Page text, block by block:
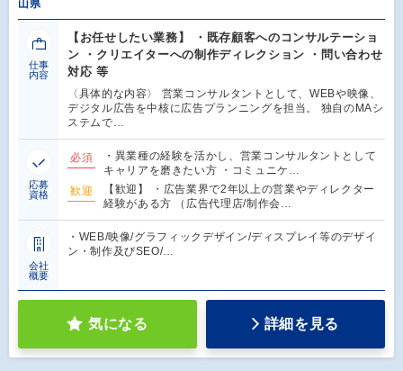
山県
仕事
内容
【お任せしたい業務】 ・既存顧客へのコンサルテーショ
ン ・クリエイターへの制作ディレクション ・問い合わせ
対応 等
〈具体的な内容〉 営業コンサルタントとして、WEBや映像、
デジタル広告を中核に広告プランニングを担当。 独自のMAシ
ステムで…
応募
資格
必須
・異業種の経験を活かし、営業コンサルタントとして
キャリアを磨きたい方 ・コミュニケ…
歓迎
【歓迎】 ・広告業界で2年以上の営業やディレクター
経験がある方 （広告代理店/制作会…
会社
概要
・WEB/映像/グラフィックデザイン/ディスプレイ等のデザイ
ン・制作及びSEO/…
気になる 詳細を見る